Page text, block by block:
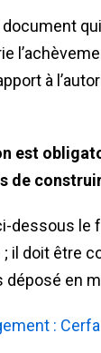
document
à
est
de
dessous le
il doit être
déposé en
: